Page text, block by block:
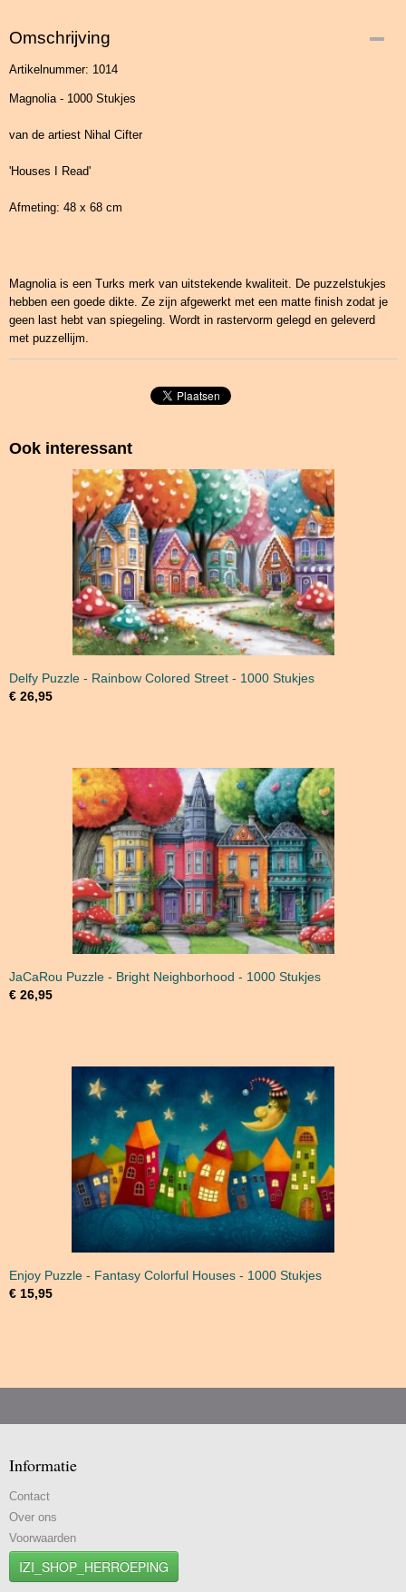
Omschrijving
Artikelnummer: 1014
Magnolia - 1000 Stukjes
van de artiest Nihal Cifter
'Houses I Read'
Afmeting: 48 x 68 cm
Magnolia is een Turks merk van uitstekende kwaliteit. De puzzelstukjes
hebben een goede dikte. Ze zijn afgewerkt met een matte finish zodat je
geen last hebt van spiegeling. Wordt in rastervorm gelegd en geleverd
met puzzellijm.
Ook interessant
Delfy Puzzle - Rainbow Colored Street - 1000 Stukjes
€ 26,95
JaCaRou Puzzle - Bright Neighborhood - 1000 Stukjes
€ 26,95
Enjoy Puzzle - Fantasy Colorful Houses - 1000 Stukjes
€ 15,95
Informatie
Contact
Over ons
Voorwaarden
IZI_SHOP_HERROEPING